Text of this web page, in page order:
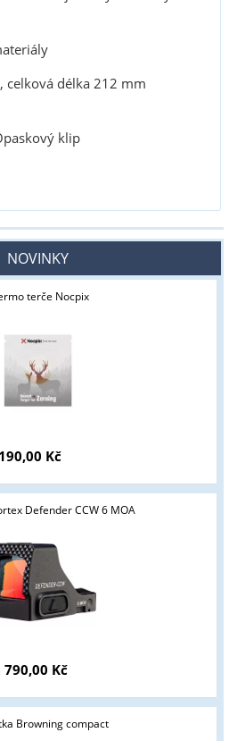
celková délka 212 mm
klip
NOVINKY
terče Nocpix
190,00 Kč
Defender CCW 6 MOA
790,00 Kč
Browning compact